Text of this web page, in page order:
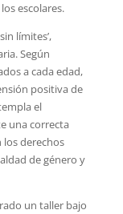
escolares.
límites’,
Según
a cada edad,
positiva de
el
una correcta
los derechos
de género y
un taller bajo